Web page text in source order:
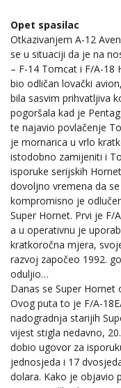
Opet spasilac
Otkazivanjem A-12
se u situaciji da je na
– F-14 Tomcat i F/A-18
bio odličan lovački
bila sasvim prihvatljiva
pogoršala kad je
te najavio povlačenje
je mornarica u vrlo
istodobno zamijeniti i
isporuke serijskih
dovoljno vremena da
kompromisno je
Super Hornet. Prvi je F/
a u operativnu je
kratkoročna mjera,
razvoj započeo 1992.
oduljio…
Danas se Super Hornet
Ovog puta to je F/A-
nadogradnja starijih
vijest stigla nedavno,
dobio ugovor za
jednosjeda i 17
dolara. Kako je objavio